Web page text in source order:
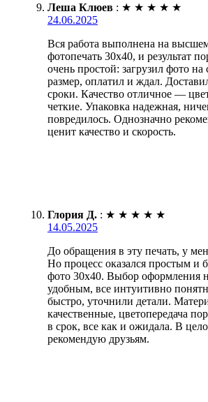
Леша Клюев : ★ ★ ★ ★ ★
24.06.2025
Вся работа выполнена на
фотопечать 30х40, и результат
очень простой: загрузил фото на
размер, оплатил и ждал.
сроки. Качество отличное —
четкие. Упаковка надежная,
повредилось. Однозначно
ценит качество и скорость.
Глория Д. : ★ ★ ★ ★ ★
14.05.2025
До обращения в эту печать, у
Но процесс оказался простым и
фото 30х40. Выбор оформления
удобным, все интуитивно
быстро, уточнили детали.
качественные, цветопередача
в срок, все как и ожидала. В
рекомендую друзьям.